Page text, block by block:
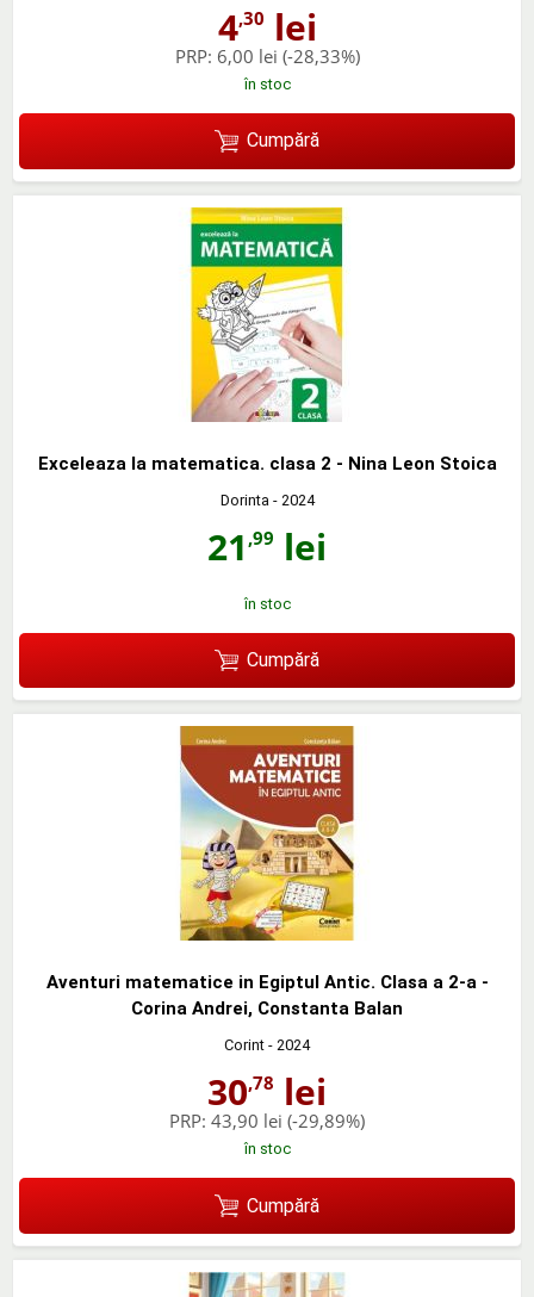
4,30 lei
PRP: 6,00 lei (-28,33%)
în stoc
Cumpără
Exceleaza la matematica. clasa 2 - Nina Leon Stoica
Dorinta - 2024
21 ,99 lei
în stoc
Cumpără
Aventuri matematice in Egiptul Antic. Clasa a 2-a -
Corina Andrei, Constanta Balan
Corint - 2024
30,78 lei
PRP: 43,90 lei (-29,89%)
în stoc
Cumpără